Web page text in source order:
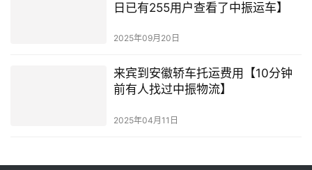
日已有255用户查看了中振运车】
2025年09月20日
来宾到安徽轿车托运费用【10分钟
前有人找过中振物流】
2025年04月11日